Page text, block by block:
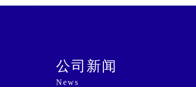
公司新闻
News